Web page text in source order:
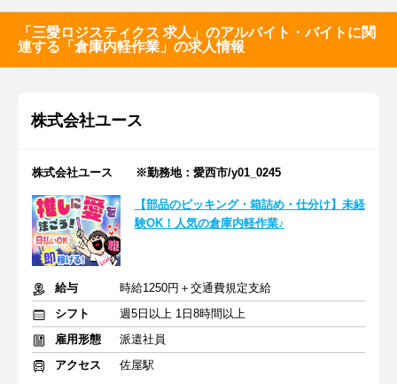
「三愛ロジスティクス 求人」のアルバイト・バイトに関
連する「倉庫内軽作業」の求人情報
株式会社ユース
株式会社ユース ※勤務地：愛西市/y01_0245
【部品のピッキング・箱詰め・仕分け】未経
験OK！人気の倉庫内軽作業♪
給与
時給1250円＋交通費規定支給
シフト
週5日以上 1日8時間以上
雇用形態
派遣社員
アクセス
佐屋駅